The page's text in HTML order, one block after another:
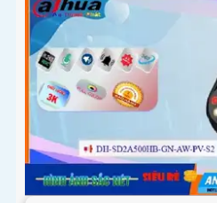
camera hoạt động ổn định trong